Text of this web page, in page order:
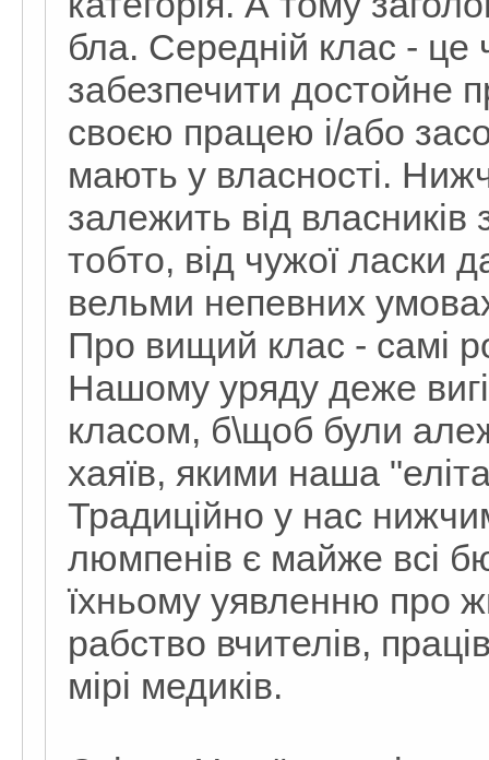
бла. Середній клас - це
забезпечити достойне
своєю працею і/або
мають у власності.
залежить від
тобто, від чужої ласки
вельми непевних
Про вищий клас - самі
Нашому уряду деже
класом, б\щоб були
хаяїв, якими наша
Традиційно у нас
люмпенів є майже всі
їхньому уявленню про
рабство вчителів,
мірі медиків.